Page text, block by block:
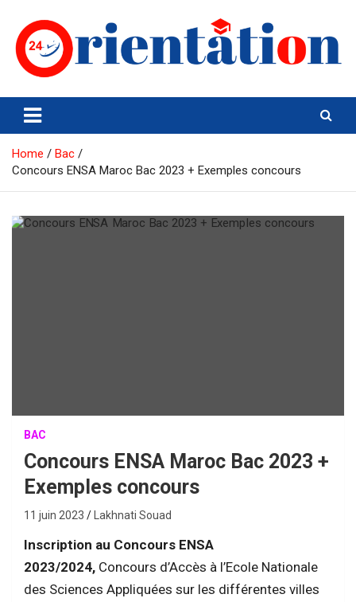
content
Orientation24
Emploi et Orientation au Maroc
Home
Bac
Concours ENSA Maroc Bac 2023 + Exemples concours
BAC
Concours ENSA Maroc Bac 2023 +
Exemples concours
11 juin 2023 Lakhnati Souad
Inscription au Concours ENSA
2023/2024, Concours d’Accès à l’Ecole Nationale
des Sciences Appliquées sur les différentes villes